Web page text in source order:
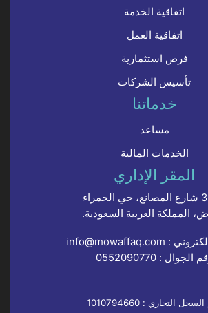
اتفاقية الخدمة
اتفاقية العمل
فرص استثمارية
تأسيس الشركات
خدماتنا
مساعد
الخدمات المالية
المقر الإداري
المملكة العربية السعودية.
:
info@mowaffaq.com
الجوال : 0552090770
التجاري : 1010794660